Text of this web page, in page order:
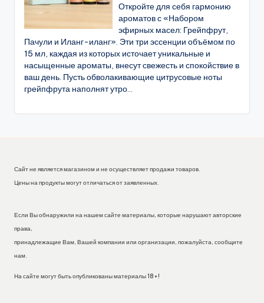
Откройте для себя гармонию
ароматов с «Набором
эфирных масел: Грейпфрут,
Пачули и Иланг-иланг». Эти три эссенции объёмом по
15 мл, каждая из которых источает уникальные и
насыщенные ароматы, внесут свежесть и спокойствие в
ваш день. Пусть обволакивающие цитрусовые ноты
грейпфрута наполнят утро...
Сайт не является магазином и не осуществляет продажи товаров.
Цены на продукты могут отличаться от заявленных.
Если Вы обнаружили на нашем сайте материалы, которые нарушают авторские
права,
принадлежащие Вам, Вашей компании или организации, пожалуйста, сообщите
нам.
На сайте могут быть опубликованы материалы 18+!